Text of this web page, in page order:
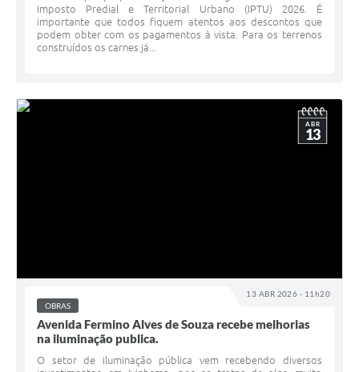
Imposto Predial e Territorial Urbano (IPTU) 2026. É
importante que todos fiquem atentos aos descontos que
podem obter com os pagamentos à vista. Para os terrenos
construídos os carnes já...
13 ABR 2026 - 11h20
ABR
13
OBRAS
Avenida Fermino Alves de Souza recebe melhorias
na iluminação publica.
O setor de iluminação pública vem recebendo diversos